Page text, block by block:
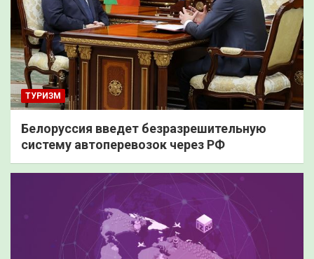
ТУРИЗМ
Белоруссия введет безразрешительную
систему автоперевозок через РФ